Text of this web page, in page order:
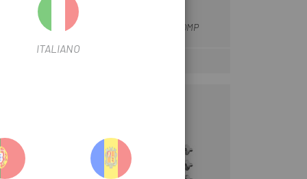
SPECIALIZED
SELLE SPECIALIZED POWER COMP
ITALIANO